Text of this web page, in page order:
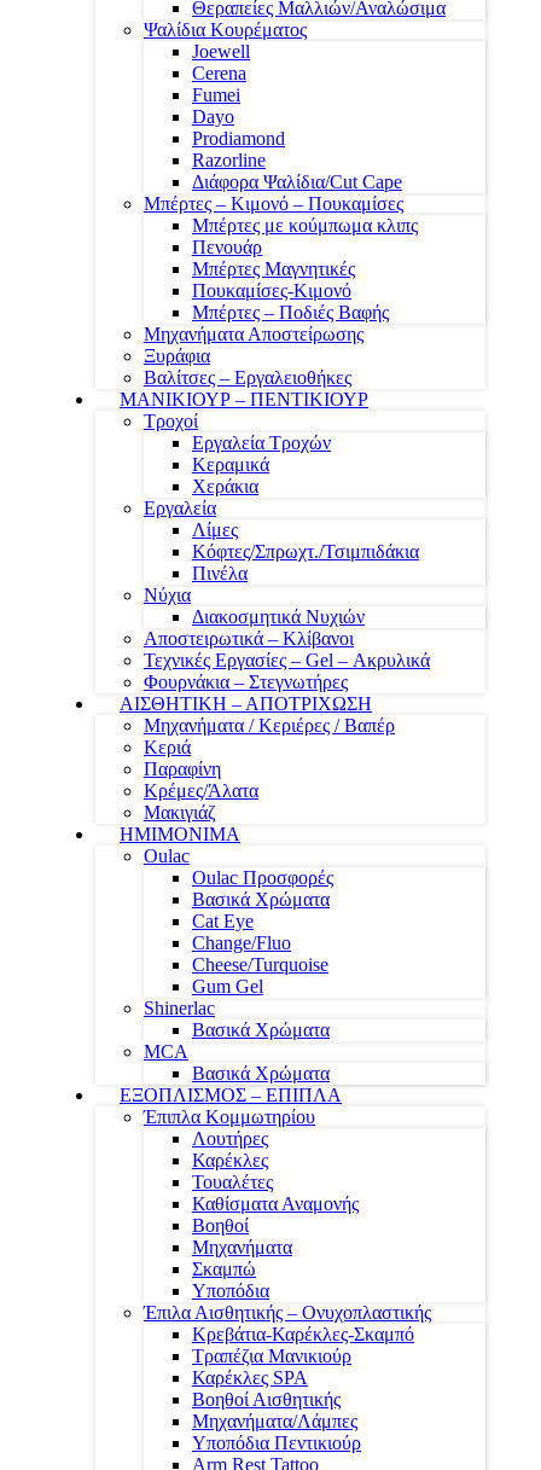
Θεραπείες Μαλλιών/Αναλώσιμα
Ψαλίδια Κουρέματος
Joewell
Cerena
Fumei
Dayo
Prodiamond
Razorline
Διάφορα Ψαλίδια/Cut Cape
Μπέρτες – Κιμονό – Πουκαμίσες
Μπέρτες με κούμπωμα κλιπς
Πενουάρ
Μπέρτες Μαγνητικές
Πουκαμίσες-Κιμονό
Μπέρτες – Ποδιές Βαφής
Μηχανήματα Αποστείρωσης
Ξυράφια
Βαλίτσες – Εργαλειοθήκες
ΜΑΝΙΚΙΟΥΡ – ΠΕΝΤΙΚΙΟΥΡ
Τροχοί
Εργαλεία Τροχών
Κεραμικά
Χεράκια
Εργαλεία
Λίμες
Κόφτες/Σπρωχτ./Τσιμπιδάκια
Πινέλα
Νύχια
Διακοσμητικά Νυχιών
Αποστειρωτικά – Κλίβανοι
Τεχνικές Εργασίες – Gel – Ακρυλικά
Φουρνάκια – Στεγνωτήρες
ΑΙΣΘΗΤΙΚΗ – ΑΠΟΤΡΙΧΩΣΗ
Μηχανήματα / Κεριέρες / Βαπέρ
Κεριά
Παραφίνη
Κρέμες/Άλατα
Μακιγιάζ
ΗΜΙΜΟΝΙΜΑ
Oulac
Oulac Προσφορές
Βασικά Χρώματα
Cat Eye
Change/Fluo
Cheese/Turquoise
Gum Gel
Shinerlac
Βασικά Χρώματα
MCA
Βασικά Χρώματα
ΕΞΟΠΛΙΣΜΟΣ – ΕΠΙΠΛΑ
Έπιπλα Κομμωτηρίου
Λουτήρες
Καρέκλες
Τουαλέτες
Καθίσματα Αναμονής
Βοηθοί
Μηχανήματα
Σκαμπώ
Υποπόδια
Έπιλα Αισθητικής – Ονυχοπλαστικής
Κρεβάτια-Καρέκλες-Σκαμπό
Τραπέζια Μανικιούρ
Καρέκλες SPA
Βοηθοί Αισθητικής
Μηχανήματα/Λάμπες
Υποπόδια Πεντικιούρ
Arm Rest Tattoo